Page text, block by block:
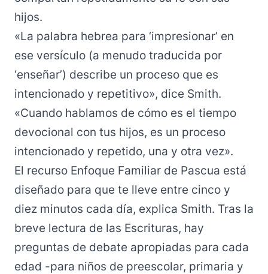
hijos.
«La palabra hebrea para ‘impresionar’ en
ese versículo (a menudo traducida por
‘enseñar’) describe un proceso que es
intencionado y repetitivo», dice Smith.
«Cuando hablamos de cómo es el tiempo
devocional con tus hijos, es un proceso
intencionado y repetido, una y otra vez».
El recurso Enfoque Familiar de Pascua está
diseñado para que te lleve entre cinco y
diez minutos cada día, explica Smith. Tras la
breve lectura de las Escrituras, hay
preguntas de debate apropiadas para cada
edad -para niños de preescolar, primaria y